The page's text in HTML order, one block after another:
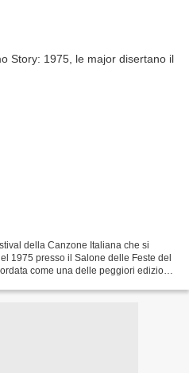
della Canzone Italiana che si
1975 presso il Salone delle Feste del
come una delle peggiori edizioni